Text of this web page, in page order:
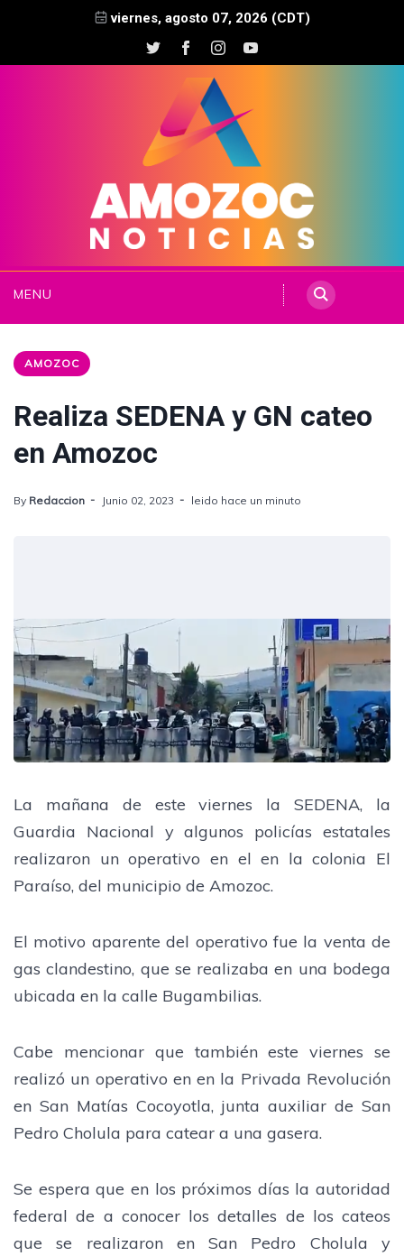
viernes, agosto 07, 2026 (CDT)
MENU
AMOZOC
Realiza SEDENA y GN cateo
en Amozoc
By Redaccion Junio 02, 2023 leido hace un minuto
La mañana de este viernes la SEDENA, la
Guardia Nacional y algunos policías estatales
realizaron un operativo en el en la colonia El
Paraíso, del municipio de Amozoc.
El motivo aparente del operativo fue la venta de
gas clandestino, que se realizaba en una bodega
ubicada en la calle Bugambilias.
Cabe mencionar que también este viernes se
realizó un operativo en en la Privada Revolución
en San Matías Cocoyotla, junta auxiliar de San
Pedro Cholula para catear a una gasera.
Se espera que en los próximos días la autoridad
federal de a conocer los detalles de los cateos
que se realizaron en San Pedro Cholula y